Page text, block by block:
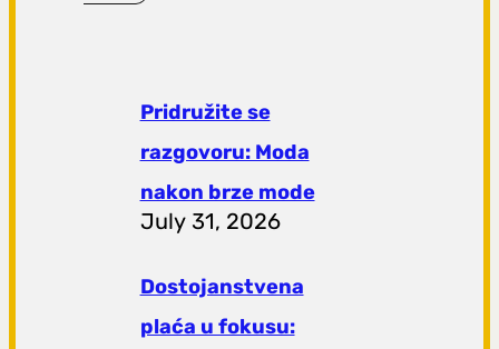
Pridružite se
razgovoru: Moda
nakon brze mode
July 31, 2026
Dostojanstvena
plaća u fokusu: